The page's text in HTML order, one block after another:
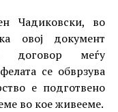
Чадиковски, во
овој документ
договор меѓу
се обврзува
е подготвено
во кое живееме.